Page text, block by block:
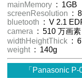
mainMemory : 1GB
screenResolution :
bluetooth : V 2.1
camera : 510 万画素
widthHeightThick :
weight : 140g
「Panasonic